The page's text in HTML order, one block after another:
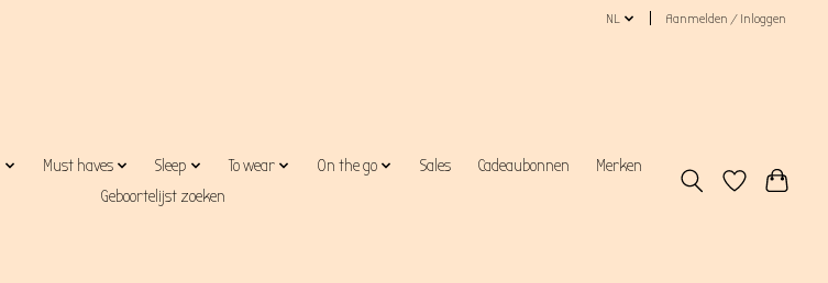
NL Aanmelden / Inloggen
Must haves Sleep To wear On the go Sales Cadeaubonnen
Merken
Geboortelijst zoeken